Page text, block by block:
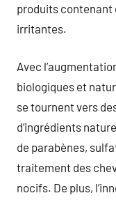
produits contenant
irritantes.
Avec
biologiques et
se tournent vers
d’ingrédients
de parabènes,
traitement des
nocifs. De plus,